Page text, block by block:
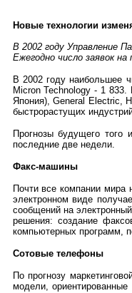
Новые технологии
В 2002 году Управление
Ежегодно число заявок
В 2002 году наибольшее
Micron Technology - 1 833.
Япония), General Electric,
быстрорастущих
Прогнозы будущего
последние две недели.
Факс-машины
Почти все компании
электронном виде
сообщений на
решения: создание
компьютерных программ,
Сотовые телефоны
По прогнозу
модели,